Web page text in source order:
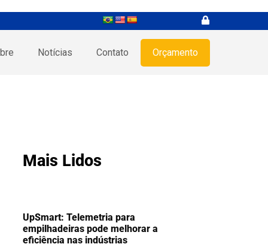
Notícias Contato Orçamento
Mais Lidos
UpSmart: Telemetria para
empilhadeiras pode melhorar a
eficiência nas indústrias